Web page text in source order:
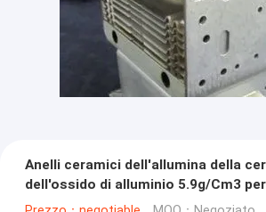
Anelli ceramici dell'allumina della
dell'ossido di alluminio 5.9g/Cm3
a microonde